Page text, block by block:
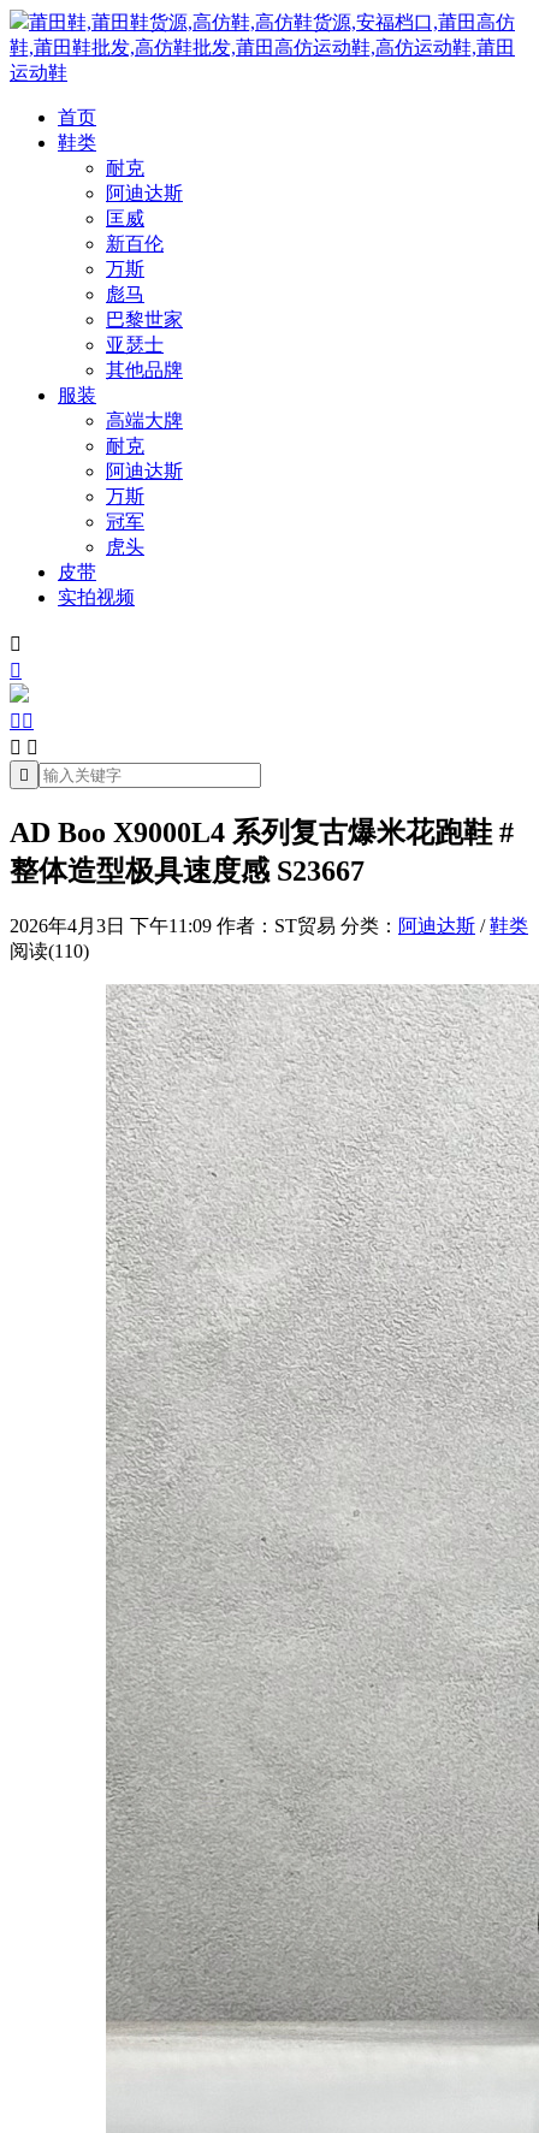
莆田鞋,莆田鞋货源,高仿鞋,高仿鞋货源,安福档口,莆田高仿
鞋,莆田鞋批发,高仿鞋批发,莆田高仿运动鞋,高仿运动鞋,莆田
运动鞋
首页
鞋类
耐克
阿迪达斯
匡威
新百伦
万斯
彪马
巴黎世家
亚瑟士
其他品牌
服装
高端大牌
耐克
阿迪达斯
万斯
冠军
虎头
皮带
实拍视频


 
 

AD Boo X9000L4 系列复古爆米花跑鞋 #
整体造型极具速度感 S23667
2026年4月3日 下午11:09 作者：ST贸易 分类： 阿迪达斯 /鞋类
阅读(110)